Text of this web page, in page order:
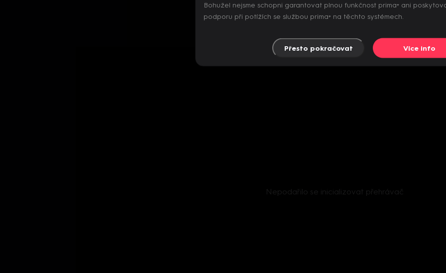
Nepodařilo se inicializovat přehrávač
Bohužel nejsme schopni garantovat plnou funkčnost prima+ ani
podporu při potížích se službou prima+ na těchto systémech.
Přesto pokračovat Více info